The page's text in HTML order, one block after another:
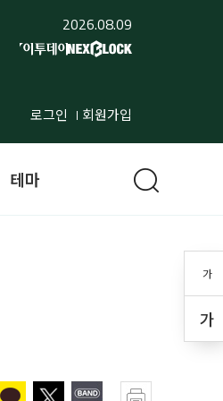
2026.08.09
로그인 회원가입
가
가
테마